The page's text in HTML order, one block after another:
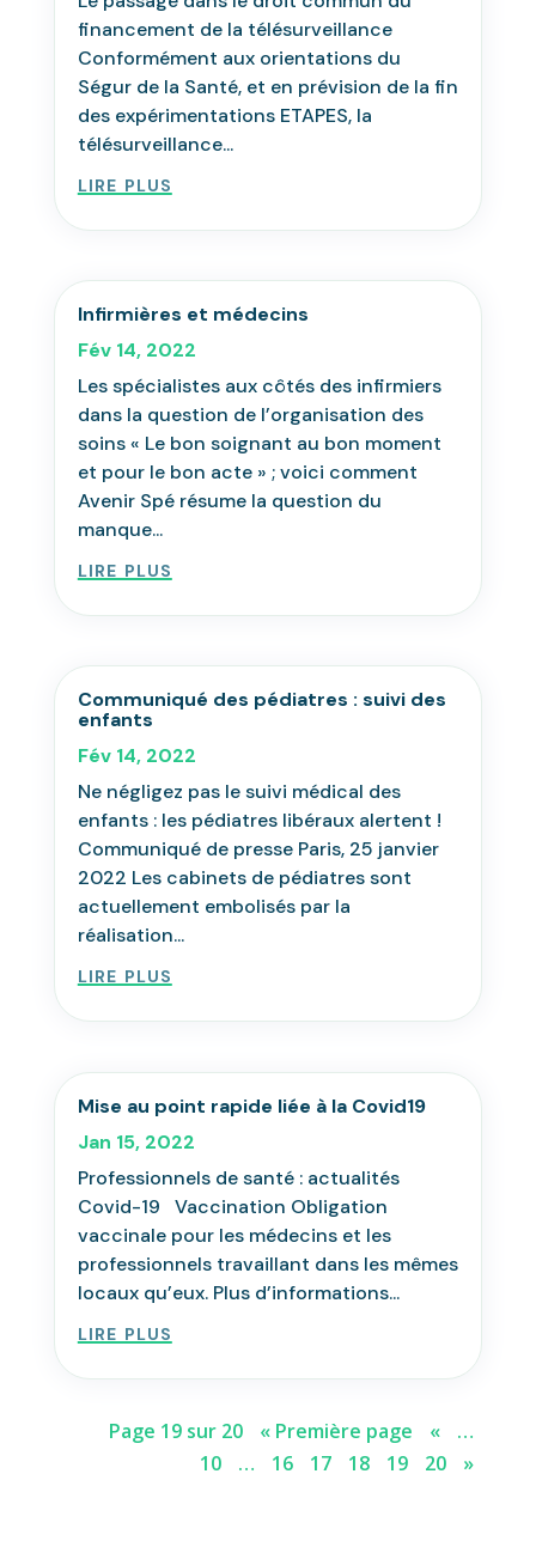
financement de la télésurveillance
Conformément aux orientations du
Ségur de la Santé, et en prévision de la fin
des expérimentations ETAPES, la
télésurveillance...
lire plus
Infirmières et médecins
Fév 14, 2022
Les spécialistes aux côtés des infirmiers
dans la question de l’organisation des
soins « Le bon soignant au bon moment
et pour le bon acte » ; voici comment
Avenir Spé résume la question du
manque...
lire plus
Communiqué des pédiatres : suivi des
enfants
Fév 14, 2022
Ne négligez pas le suivi médical des
enfants : les pédiatres libéraux alertent !
Communiqué de presse Paris, 25 janvier
2022 Les cabinets de pédiatres sont
actuellement embolisés par la
réalisation...
lire plus
Mise au point rapide liée à la Covid19
Jan 15, 2022
Professionnels de santé : actualités
Covid-19 Vaccination Obligation
vaccinale pour les médecins et les
professionnels travaillant dans les mêmes
locaux qu’eux. Plus d’informations...
lire plus
Page 19 sur 20 « Première page «
…
10
… 16 17 18 19 20 »